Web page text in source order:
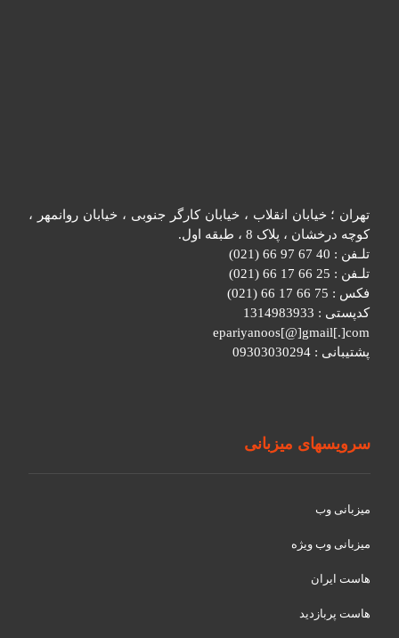
تهران ؛ خیابان انقلاب ، خیابان کارگر جنوبی ، خیابان روانمهر ،
کوچه درخشان ، پلاک 8 ، طبقه اول.
تلـفن : 40 67 97 66 (021)
تلـفن : 25 66 17 66 (021)
فکس : 75 66 17 66 (021)
کدپستی : 1314983933
epariyanoos[@]gmail[.]com
پشتیبانی : 09303030294
سرویسهای میزبانی
میزبانی وب
میزبانی وب ویژه
هاست ایران
هاست پربازدید